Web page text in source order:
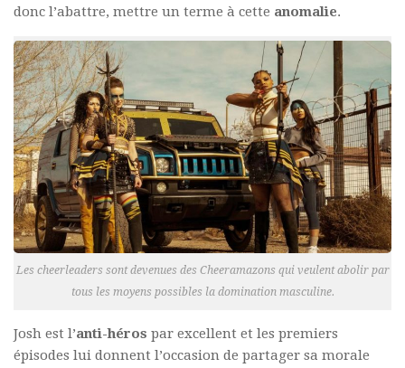
donc l’abattre, mettre un terme à cette anomalie.
Les cheerleaders sont devenues des Cheeramazons qui veulent abolir par
tous les moyens possibles la domination masculine.
Josh est l’anti-héros par excellent et les premiers
épisodes lui donnent l’occasion de partager sa morale